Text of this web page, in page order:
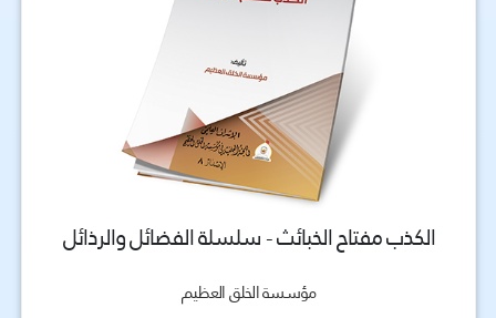
الكذب مفتاح الخبائث - سلسلة الفضائل والرذائل
مؤسسة الخلق العظيم